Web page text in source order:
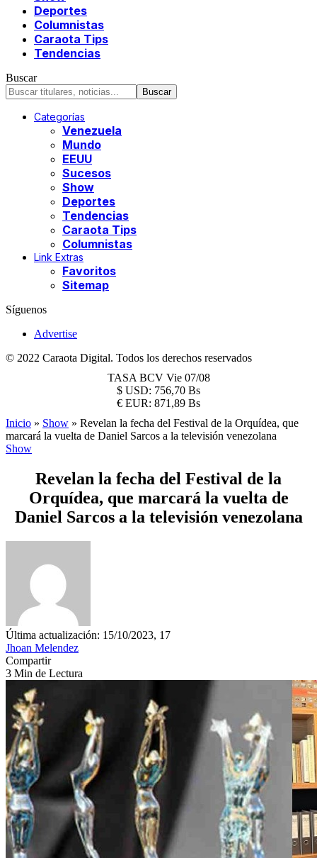
Deportes
Columnistas
Caraota Tips
Tendencias
Buscar
Categorías
Venezuela
Mundo
EEUU
Sucesos
Show
Deportes
Tendencias
Caraota Tips
Columnistas
Link Extras
Favoritos
Sitemap
Síguenos
Advertise
© 2022 Caraota Digital. Todos los derechos reservados
TASA BCV Vie 07/08
$ USD: 756,70 Bs
€ EUR: 871,89 Bs
Inicio » Show » Revelan la fecha del Festival de la Orquídea, que
marcará la vuelta de Daniel Sarcos a la televisión venezolana
Show
Revelan la fecha del Festival de la
Orquídea, que marcará la vuelta de
Daniel Sarcos a la televisión venezolana
Última actualización: 15/10/2023, 17
Jhoan Melendez
Compartir
3 Min de Lectura